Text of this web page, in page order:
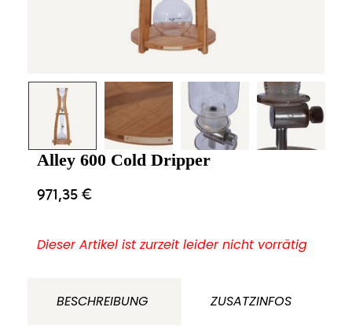
Alley 600 Cold Dripper
971,35€
Dieser Artikel ist zurzeit leider nicht vorrätig
BESCHREIBUNG ZUSATZINFOS